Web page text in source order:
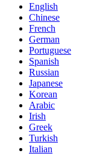
English
Chinese
French
German
Portuguese
Spanish
Russian
Japanese
Korean
Arabic
Irish
Greek
Turkish
Italian